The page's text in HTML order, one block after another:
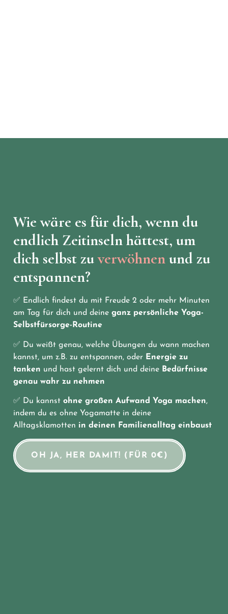
Wie wäre es für dich, wenn du
endlich Zeitinseln hättest, um
dich selbst zuverwöhnenund zu
entspannen?
✅ Endlich findest du mit Freude 2 oder mehr Minuten
am Tag für dich und deineganz persönliche Yoga-
Selbstfürsorge-Routine
✅ Du weißt genau, welche Übungen du wann machen
kannst, um z.B. zu entspannen, oder Energie zu
tanken und hast gelernt dich und deine Bedürfnisse
genau wahr zu nehmen
✅ Du kannstohne großen Aufwand Yoga machen,
indem du es ohne Yogamatte in deine
Alltagsklamotten in deinen Familienalltag einbaust
OH JA, HER DAMIT! (FÜR 0€)